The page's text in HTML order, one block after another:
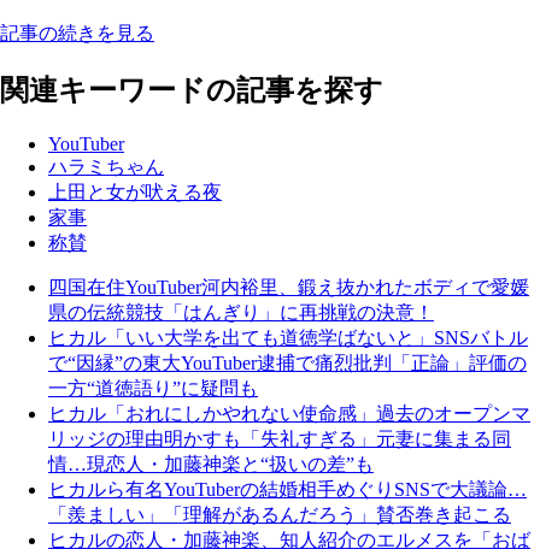
記事の続きを見る
関連キーワードの記事を探す
YouTuber
ハラミちゃん
上田と女が吠える夜
家事
称賛
四国在住YouTuber河内裕里、鍛え抜かれたボディで愛媛
県の伝統競技「はんぎり」に再挑戦の決意！
ヒカル「いい大学を出ても道徳学ばないと」SNSバトル
で“因縁”の東大YouTuber逮捕で痛烈批判「正論」評価の
一方“道徳語り”に疑問も
ヒカル「おれにしかやれない使命感」過去のオープンマ
リッジの理由明かすも「失礼すぎる」元妻に集まる同
情…現恋人・加藤神楽と“扱いの差”も
ヒカルら有名YouTuberの結婚相手めぐりSNSで大議論…
「羨ましい」「理解があるんだろう」賛否巻き起こる
ヒカルの恋人・加藤神楽、知人紹介のエルメスを「おば